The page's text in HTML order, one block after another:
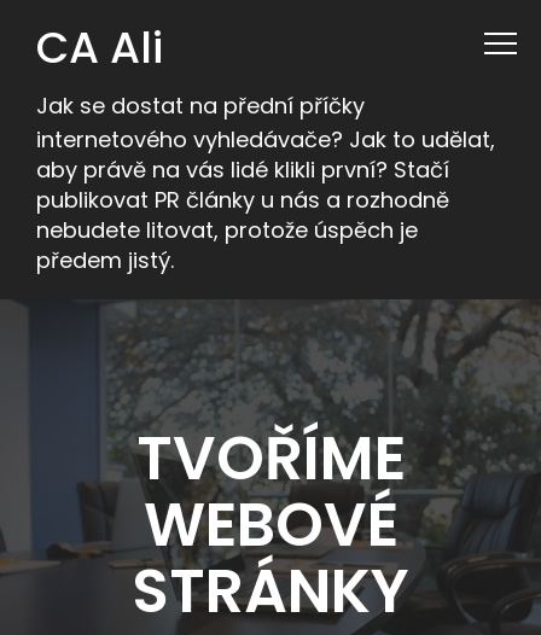
CA Ali
Jak se dostat na přední příčky
internetového vyhledávače? Jak to udělat,
aby právě na vás lidé klikli první? Stačí
publikovat PR články u nás a rozhodně
nebudete litovat, protože úspěch je
předem jistý.
TVOŘÍME
WEBOVÉ
STRÁNKY